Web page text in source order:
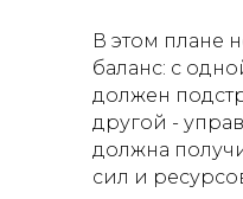
В этом плане
баланс: с
должен
другой -
должна
сил и